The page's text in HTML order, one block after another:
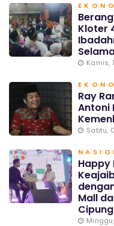
Kloter
Kamis,
Ray
Antoni
Sabtu,
Happy
Mall
Cipung